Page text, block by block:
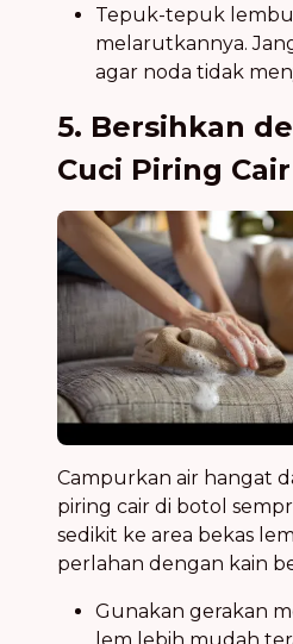
Tepuk-tepuk
melarutkannya.
agar noda tidak
5. Bersihkan
Cuci Piring Cair
Campurkan air hangat
piring cair di botol
sedikit ke area bekas
perlahan dengan kain
Gunakan gerakan